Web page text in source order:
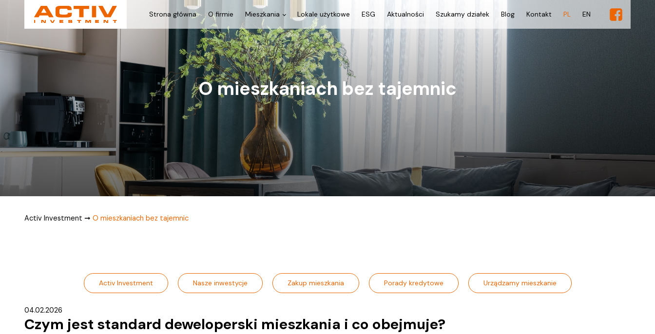
Strona główna O firmie Mieszkania Lokale użytkowe ESG Aktualności Szukamy działek Blog Kontakt PL EN
O mieszkaniach bez tajemnic
Activ Investment ➞ O mieszkaniach bez tajemnic
Activ Investment Nasze inwestycje Zakup mieszkania Porady kredytowe Urządzamy mieszkanie
04.02.2026
Czym jest standard deweloperski mieszkania i co obejmuje?